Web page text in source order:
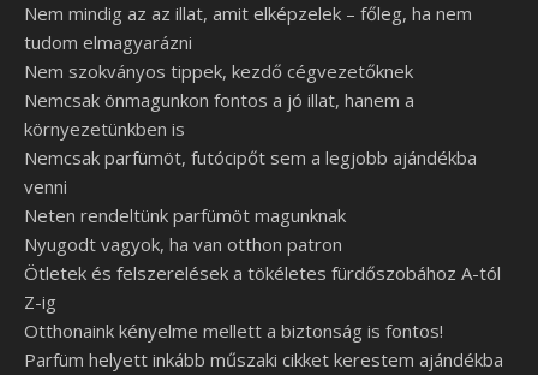
Nem mindig az az illat, amit elképzelek – főleg, ha nem
tudom elmagyarázni
Nem szokványos tippek, kezdő cégvezetőknek
Nemcsak önmagunkon fontos a jó illat, hanem a
környezetünkben is
Nemcsak parfümöt, futócipőt sem a legjobb ajándékba
venni
Neten rendeltünk parfümöt magunknak
Nyugodt vagyok, ha van otthon patron
Ötletek és felszerelések a tökéletes fürdőszobához A-tól
Z-ig
Otthonaink kényelme mellett a biztonság is fontos!
Parfüm helyett inkább műszaki cikket kerestem ajándékba